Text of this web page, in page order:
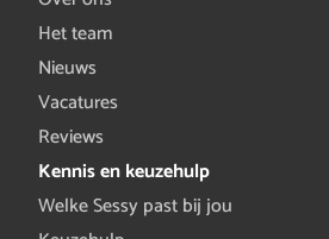
Het team
Nieuws
Vacatures
Reviews
Kennis en keuzehulp
Welke Sessy past bij jou